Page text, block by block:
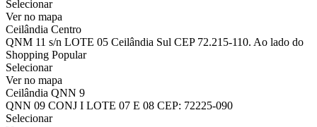
Selecionar
Ver no mapa
Ceilândia Centro
QNM 11 s/n LOTE 05 Ceilândia Sul CEP 72.215-110. Ao lado do
Shopping Popular
Selecionar
Ver no mapa
Ceilândia QNN 9
QNN 09 CONJ I LOTE 07 E 08 CEP: 72225-090
Selecionar